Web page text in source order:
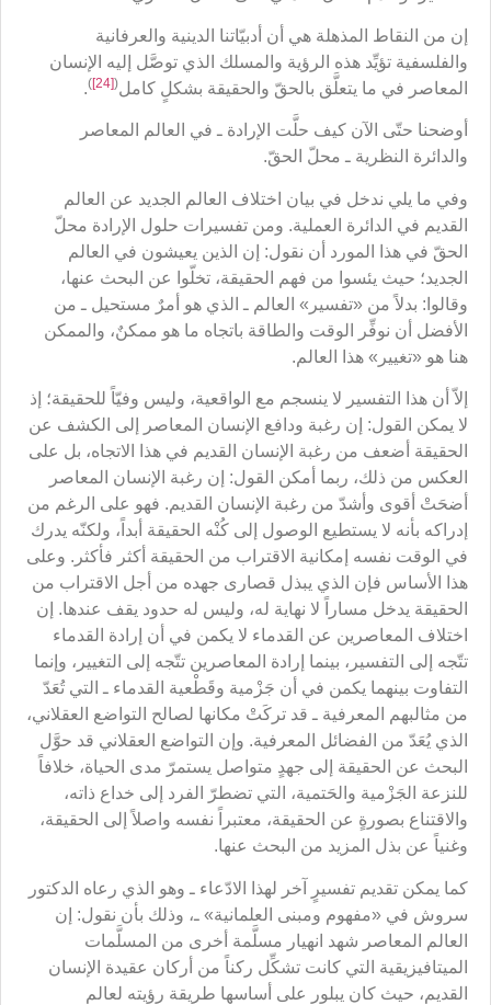
إن من النقاط المذهلة هي أن أدبيّاتنا الدينية والعرفانية
والفلسفية تؤيِّد هذه الرؤية والمسلك الذي توصَّل إليه الإنسان
المعاصر في ما يتعلَّق بالحقّ والحقيقة بشكلٍ كامل(
[24]
)
.
أوضحنا حتّى الآن كيف حلَّت الإرادة ـ في العالم المعاصر
والدائرة النظرية ـ محلّ الحقّ.
وفي ما يلي ندخل في بيان اختلاف العالم الجديد عن العالم
القديم في الدائرة العملية. ومن تفسيرات حلول الإرادة محلّ
الحقّ في هذا المورد أن نقول: إن الذين يعيشون في العالم
الجديد؛ حيث يئسوا من فهم الحقيقة، تخلّوا عن البحث عنها،
وقالوا: بدلاً من «تفسير» العالم ـ الذي هو أمرٌ مستحيل ـ من
الأفضل أن نوفِّر الوقت والطاقة باتجاه ما هو ممكنٌ، والممكن
هنا هو «تغيير» هذا العالم.
إلاّ أن هذا التفسير لا ينسجم مع الواقعية، وليس وفيّاً للحقيقة؛ إذ
لا يمكن القول: إن رغبة ودافع الإنسان المعاصر إلى الكشف عن
الحقيقة أضعف من رغبة الإنسان القديم في هذا الاتجاه، بل على
العكس من ذلك، ربما أمكن القول: إن رغبة الإنسان المعاصر
أضحَتْ أقوى وأشدّ من رغبة الإنسان القديم. فهو على الرغم من
إدراكه بأنه لا يستطيع الوصول إلى كُنْه الحقيقة أبداً، ولكنّه يدرك
في الوقت نفسه إمكانية الاقتراب من الحقيقة أكثر فأكثر. وعلى
هذا الأساس فإن الذي يبذل قصارى جهده من أجل الاقتراب من
الحقيقة يدخل مساراً لا نهاية له، وليس له حدود يقف عندها. إن
اختلاف المعاصرين عن القدماء لا يكمن في أن إرادة القدماء
تتّجه إلى التفسير، بينما إرادة المعاصرين تتّجه إلى التغيير، وإنما
التفاوت بينهما يكمن في أن جَزْمية وقَطْعية القدماء ـ التي تُعَدّ
من مثالبهم المعرفية ـ قد تركَتْ مكانها لصالح التواضع العقلاني،
الذي يُعَدّ من الفضائل المعرفية. وإن التواضع العقلاني قد حوَّل
البحث عن الحقيقة إلى جهدٍ متواصل يستمرّ مدى الحياة، خلافاً
للنزعة الجَزْمية والحَتمية، التي تضطرّ الفرد إلى خداع ذاته،
والاقتناع بصورةٍ عن الحقيقة، معتبراً نفسه واصلاً إلى الحقيقة،
وغنياً عن بذل المزيد من البحث عنها.
كما يمكن تقديم تفسيرٍ آخر لهذا الادّعاء ـ وهو الذي رعاه الدكتور
سروش في «مفهوم ومبنى العلمانية» ـ، وذلك بأن نقول: إن
العالم المعاصر شهد انهيار مسلَّمة أخرى من المسلَّمات
الميتافيزيقية التي كانت تشكِّل ركناً من أركان عقيدة الإنسان
القديم، حيث كان يبلور على أساسها طريقة رؤيته لعالم